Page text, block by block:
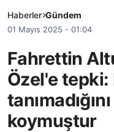
Haberler Gündem
01 Mayıs 2025 - 01:04
Fahrettin
Özel'e
koymuştur